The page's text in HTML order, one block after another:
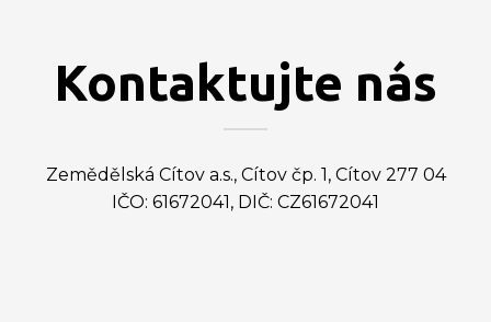
Kontaktujte nás
Zemědělská Cítov a.s., Cítov čp. 1, Cítov 277 04
IČO: 61672041, DIČ: CZ61672041